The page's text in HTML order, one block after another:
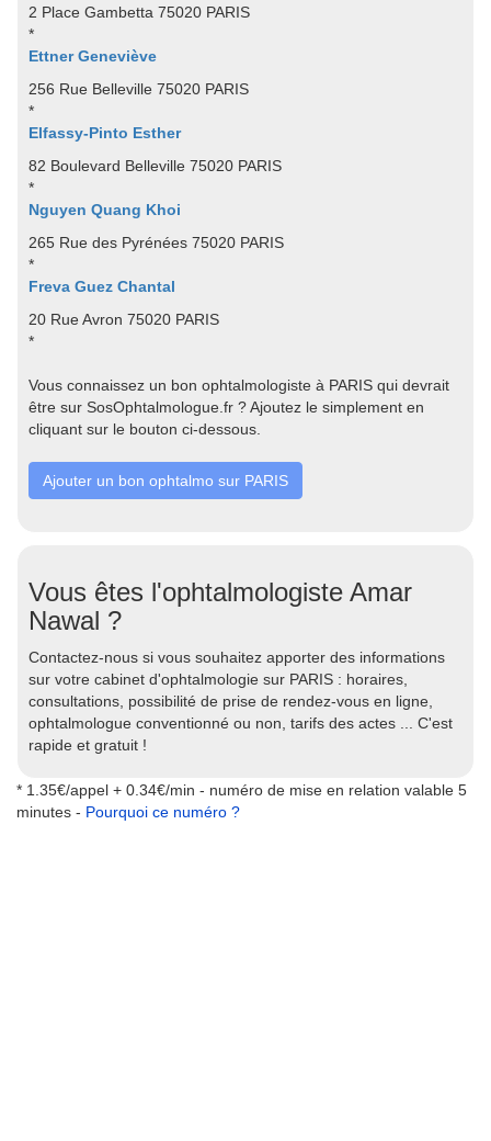
2 Place Gambetta 75020 PARIS
*
Ettner Geneviève
256 Rue Belleville 75020 PARIS
*
Elfassy-Pinto Esther
82 Boulevard Belleville 75020 PARIS
*
Nguyen Quang Khoi
265 Rue des Pyrénées 75020 PARIS
*
Freva Guez Chantal
20 Rue Avron 75020 PARIS
*
Vous connaissez un bon ophtalmologiste à PARIS qui devrait
être sur SosOphtalmologue.fr ? Ajoutez le simplement en
cliquant sur le bouton ci-dessous.
Ajouter un bon ophtalmo sur PARIS
Vous êtes l'ophtalmologiste Amar
Nawal ?
Contactez-nous si vous souhaitez apporter des informations
sur votre cabinet d'ophtalmologie sur PARIS : horaires,
consultations, possibilité de prise de rendez-vous en ligne,
ophtalmologue conventionné ou non, tarifs des actes ... C'est
rapide et gratuit !
* 1.35€/appel + 0.34€/min - numéro de mise en relation valable 5
minutes - Pourquoi ce numéro ?